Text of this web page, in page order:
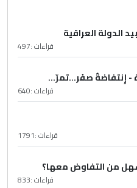
الدولة العراقية
قراءات :497
- إِنتفاضةُ صفَر…تمرّ...
قراءات :640
قراءات :1791
من التفاوض معها؟
قراءات :833